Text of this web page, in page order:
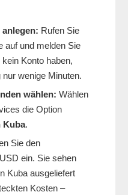
Rufen Sie
auf und melden Sie
Konto haben,
wenige Minuten.
wählen: Wählen
die Option
Kuba.
Sie den
ein. Sie sehen
Kuba ausgeliefert
Kosten –